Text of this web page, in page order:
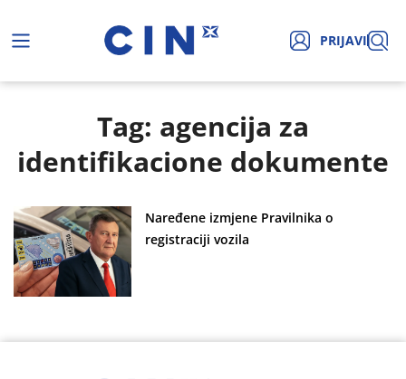
PRIJAVI
Tag: agencija za
identifikacione dokumente
Naređene izmjene Pravilnika o
registraciji vozila